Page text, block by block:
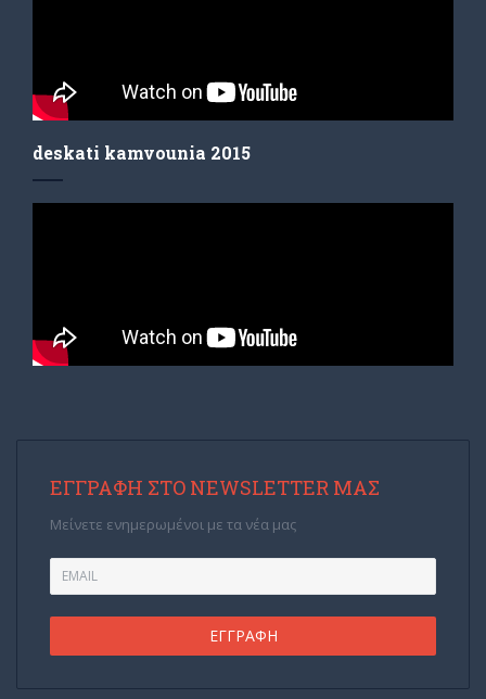
deskati kamvounia 2015
ΕΓΓΡΑΦΉ ΣΤΟ NEWSLETTER ΜΑΣ
Μείνετε ενημερωμένοι με τα νέα μας